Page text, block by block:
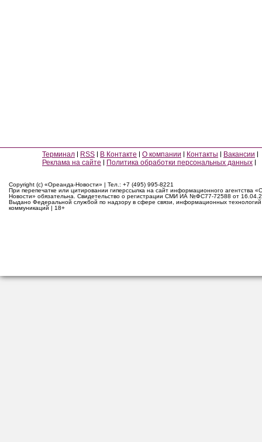
Терминал RSS В Контакте О компании Контакты
Вакансии
Реклама на сайте
Политика обработки персональных данных
Copyright (c) «Ореанда-Новости» | Тел.: +7 (495) 995-8221
При перепечатке или цитировании гиперссылка на сайт информационного агентства
Новости» обязательна. Свидетельство о регистрации СМИ ИА №ФС77-72588 от
Выдано Федеральной службой по надзору в сфере связи, информационных
коммуникаций | 18+